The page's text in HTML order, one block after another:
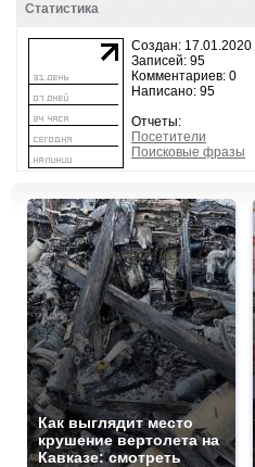
Статистика
Создан: 17.01.2020
Записей: 95
Комментариев: 0
Написано: 95
Отчеты:
Посетители
Поисковые фразы
Как выглядит место
крушение вертолета на
Кавказе: смотреть